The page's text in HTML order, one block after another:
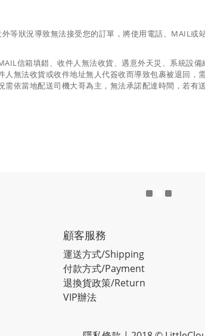
等狀況導致無法接受您的訂單，將使用電話、MAIL
信箱填錯、收件人無法收貨、遇意外天災、系統設備
無法收貨或收件地址無人代簽收而導致包裹被退回，
依當地配送司機大哥為主，無法承諾配達時間，若有
顧客服務
運送方式/Shipping
付款方式/Payment
退換貨政策/Return
VIP辦法